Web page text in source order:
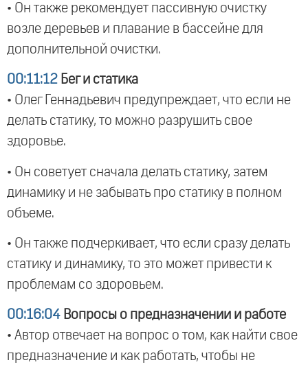
• Он также рекомендует пассивную очистку
возле деревьев и плавание в бассейне для
дополнительной очистки.
00:11:12 Бег и статика
• Олег Геннадьевич предупреждает, что если не
делать статику, то можно разрушить свое
здоровье.
• Он советует сначала делать статику, затем
динамику и не забывать про статику в полном
объеме.
• Он также подчеркивает, что если сразу делать
статику и динамику, то это может привести к
проблемам со здоровьем.
00:16:04 Вопросы о предназначении и работе
• Автор отвечает на вопрос о том, как найти свое
предназначение и как работать, чтобы не